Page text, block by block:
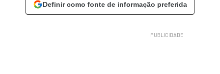
Definir como fonte de informação preferida